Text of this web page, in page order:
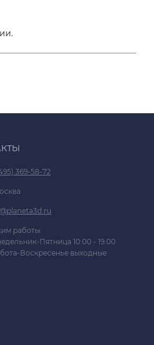
369-58-72
работы:
Пятница 10:00 - 19:00
Воскресенье выходные